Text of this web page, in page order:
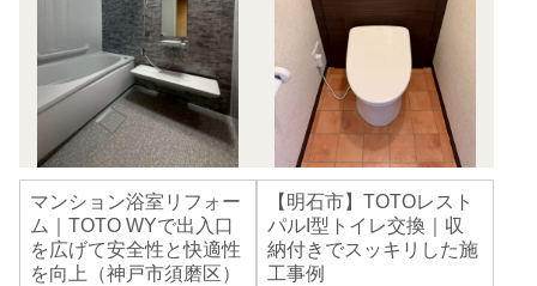
マンション浴室リフォー
ム｜TOTO WYで出入口
を広げて安全性と快適性
を向上（神戸市須磨区）
【明石市】TOTOレスト
パルI型トイレ交換｜収
納付きでスッキリした施
工事例